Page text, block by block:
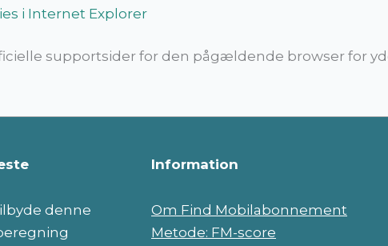
i Internet Explorer
supportsider for den pågældende browser for
denne
Information
Om Find Mobilabonnement
Metode: FM-score